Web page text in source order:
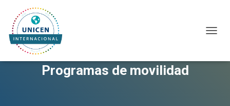
Programas de movilidad